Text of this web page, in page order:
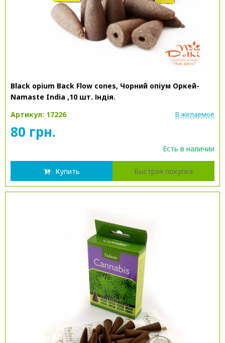
Black opium Back Flow cones, Чорний опіум Оркей-
Namaste India ,10 шт. Індія.
Артикул: 17226
В желаемое
80 грн.
Есть в наличии
Купить Быстрая покупка